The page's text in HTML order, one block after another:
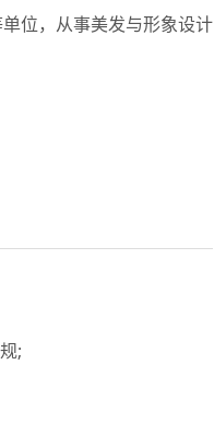
位，从事美发与形象设计
;